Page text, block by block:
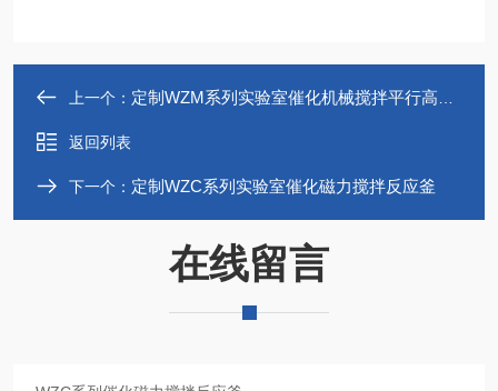
上一个： 定制WZM系列实验室催化机械搅拌平行高压反应釜
返回列表
下一个： 定制WZC系列实验室催化磁力搅拌反应釜
在线留言